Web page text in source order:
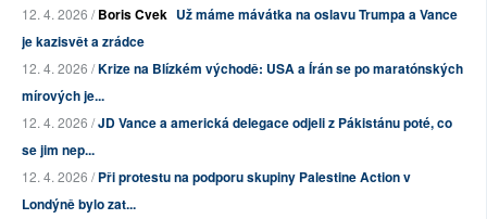
12. 4. 2026 /Boris Cvek Už máme mávátka na oslavu Trumpa a Vance
je kazisvět a zrádce
12. 4. 2026 /Krize na Blízkém východě: USA a Írán se po maratónských
mírových je...
12. 4. 2026 /JD Vance a americká delegace odjeli z Pákistánu poté, co
se jim nep...
12. 4. 2026 /Při protestu na podporu skupiny Palestine Action v
Londýně bylo zat...